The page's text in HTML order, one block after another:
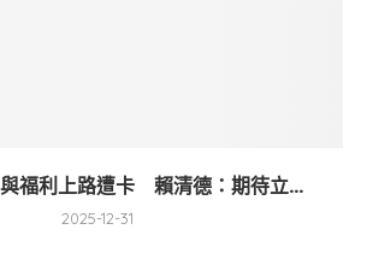
福利上路遭卡 賴清德：期待立...
2025-12-31